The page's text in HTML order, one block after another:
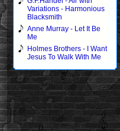
Variations - Harmonious
Blacksmith
Anne Murray - Let It Be
Me
Holmes Brothers - I Want
Jesus To Walk With Me